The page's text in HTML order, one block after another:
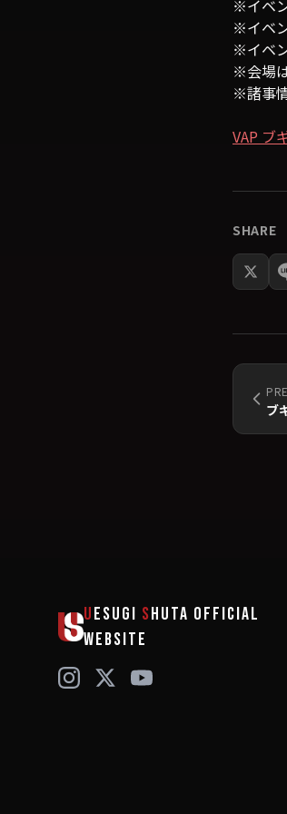
※イベ
※イベ
※イベ
※会場
※諸事
VAP ブ
SHARE
UESUGI SHUTA OFFICIAL
WEBSITE